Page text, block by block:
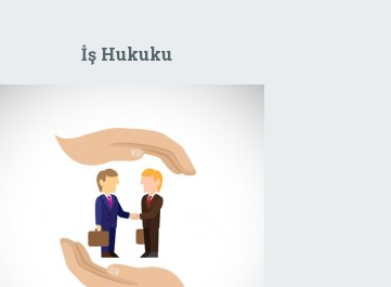
İş Hukuku